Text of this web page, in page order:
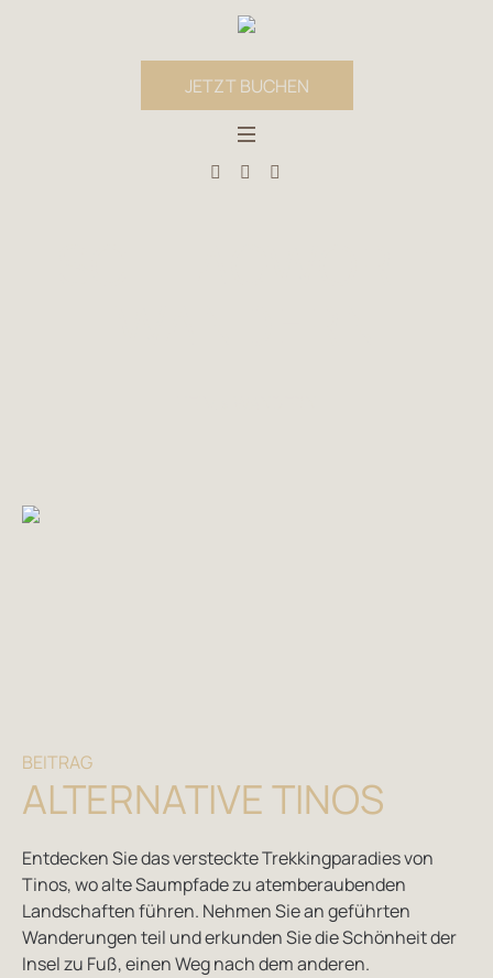
JETZT BUCHEN
BEITRAG
ALTERNATIVE TINOS
Entdecken Sie das versteckte Trekkingparadies von
Tinos, wo alte Saumpfade zu atemberaubenden
Landschaften führen. Nehmen Sie an geführten
Wanderungen teil und erkunden Sie die Schönheit der
Insel zu Fuß, einen Weg nach dem anderen.